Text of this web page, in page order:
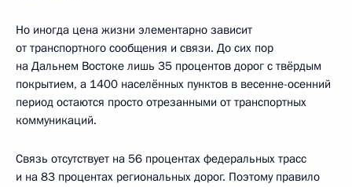
Но иногда цена жизни элементарно зависит
от транспортного сообщения и связи. До сих пор
на Дальнем Востоке лишь 35 процентов дорог с твёрдым
покрытием, а 1400 населённых пунктов в весенне-осенний
период остаются просто отрезанными от транспортных
коммуникаций.
Связь отсутствует на 56 процентах федеральных трасс
и на 83 процентах региональных дорог. Поэтому правило